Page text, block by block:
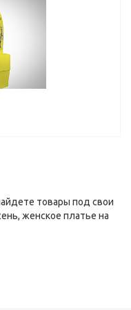
товары под свои
женское платье на